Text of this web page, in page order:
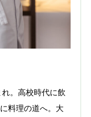
。高校時代に飲
料理の道へ。大